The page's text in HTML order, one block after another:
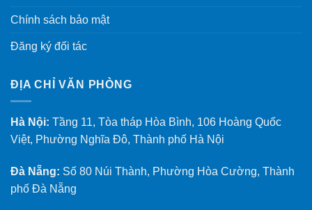
Chính sách bảo mật
Đăng ký đối tác
ĐỊA CHỈ VĂN PHÒNG
Hà Nội: Tầng 11, Tòa tháp Hòa Bình, 106 Hoàng Quốc
Việt, Phường Nghĩa Đô, Thành phố Hà Nội
Đà Nẵng: Số 80 Núi Thành, Phường Hòa Cường, Thành
phố Đà Nẵng